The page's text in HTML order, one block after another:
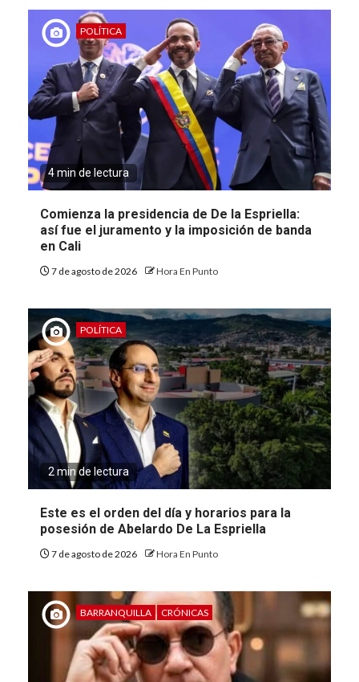
POLÍTICA
4 min de lectura
Comienza la presidencia de De la Espriella:
así fue el juramento y la imposición de banda
en Cali
7 de agosto de 2026 Hora En Punto
POLÍTICA
2 min de lectura
Este es el orden del día y horarios para la
posesión de Abelardo De La Espriella
7 de agosto de 2026 Hora En Punto
BARRANQUILLA CRÓNICAS